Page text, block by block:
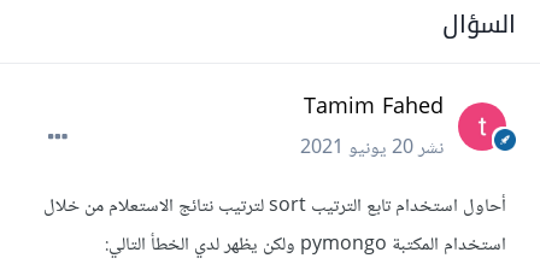
السؤال
Tamim Fahed
نشر20 يونيو 2021
أحاول استخدام تابع الترتيب sort لترتيب نتائج الاستعلام من خلال
استخدام المكتبة pymongo ولكن يظهر لدي الخطأ التالي: